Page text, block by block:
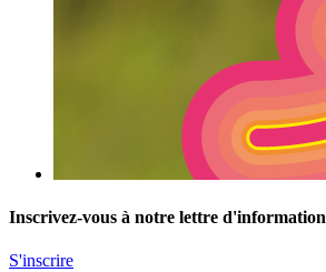
Inscrivez-vous à notre lettre d'information
S'inscrire